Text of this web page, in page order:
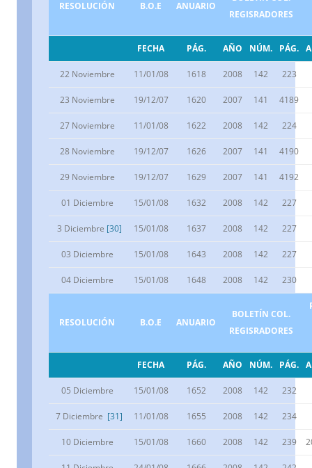
RESOLUCIÓN B.O.E ANUARIO
REGISRADORES
FECHA PÁG. AÑO NÚM. PÁG.
22 Noviembre 11/01/08 1618 2008 142 223
23 Noviembre 19/12/07 1620 2007 141 4189
27 Noviembre 11/01/08 1622 2008 142 224
28 Noviembre 19/12/07 1626 2007 141 4190
29 Noviembre 19/12/07 1629 2007 141 4192
01 Diciembre 15/01/08 1632 2008 142 227
3 Diciembre [30] 15/01/08 1637 2008 142 227
03 Diciembre 15/01/08 1643 2008 142 227
04 Diciembre 15/01/08 1648 2008 142 230
RESOLUCIÓN B.O.E ANUARIO
BOLETÍN COL.
REGISRADORES
FECHA PÁG. AÑO NÚM. PÁG.
05 Diciembre 15/01/08 1652 2008 142 232
7 Diciembre [31] 11/01/08 1655 2008 142 234
10 Diciembre 15/01/08 1660 2008 142 239